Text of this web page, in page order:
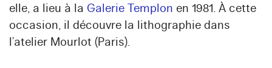
elle, a lieu à la Galerie Templon en 1981. À cette
occasion, il découvre la lithographie dans
l’atelier Mourlot (Paris).